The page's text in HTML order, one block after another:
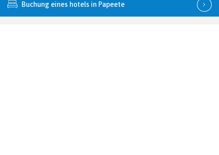
Buchung eines hotels in Papeete